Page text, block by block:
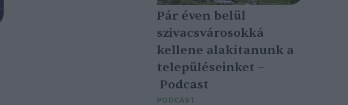
Pár éven belül
szivacsvárosokká
kellene alakítanunk a
településeinket –
Podcast
PODCAST